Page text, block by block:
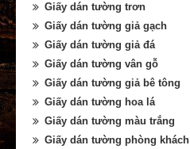
Giấy dán tường trơn
Giấy dán tường giả gạch
Giấy dán tường giả đá
Giấy dán tường vân gỗ
Giấy dán tường giả bê tông
Giấy dán tường hoa lá
Giấy dán tường màu trắng
Giấy dán tường phòng khách